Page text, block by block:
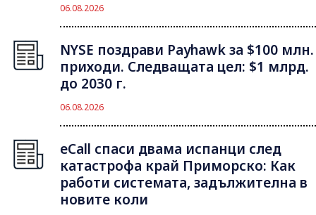
06.08.2026
NYSE поздрави Payhawk за $100 млн.
приходи. Следващата цел: $1 млрд.
до 2030 г.
06.08.2026
eCall спаси двама испанци след
катастрофа край Приморско: Как
работи системата, задължителна в
новите коли